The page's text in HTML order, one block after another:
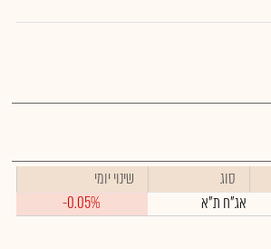
סוג
שינוי יומי
אג"ח ת"א -0.05%